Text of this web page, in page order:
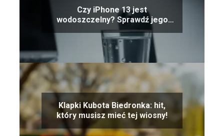
Czy iPhone 13 jest
wodoszczelny? Sprawdź jego
odporność na wodę!
Klapki Kubota Biedronka: hit,
który musisz mieć tej wiosny!